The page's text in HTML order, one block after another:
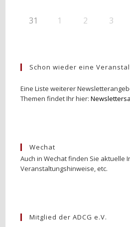
31 1 2 3
Schon wieder eine
Eine Liste weiterer
Themen findet Ihr hier:
Wechat
Auch in Wechat finden Sie aktuelle
Veranstaltungshinweise, etc.
Mitglied der ADCG e.V.